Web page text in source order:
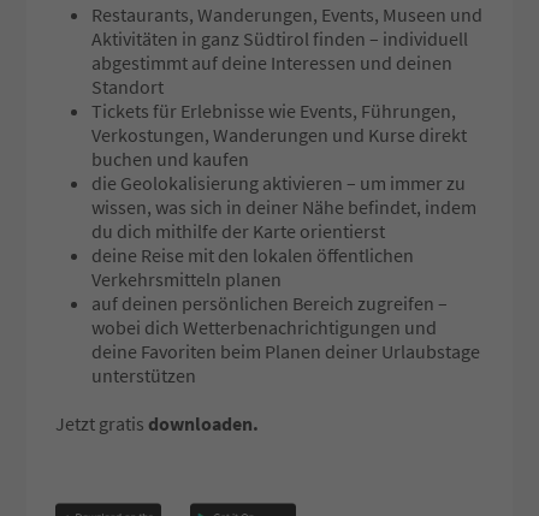
Restaurants, Wanderungen, Events, Museen und
Aktivitäten in ganz Südtirol finden – individuell
abgestimmt auf deine Interessen und deinen
Standort
Tickets für Erlebnisse wie Events, Führungen,
Verkostungen, Wanderungen und Kurse direkt
buchen und kaufen
die Geolokalisierung aktivieren – um immer zu
wissen, was sich in deiner Nähe befindet, indem
du dich mithilfe der Karte orientierst
deine Reise mit den lokalen öffentlichen
Verkehrsmitteln planen
auf deinen persönlichen Bereich zugreifen –
wobei dich Wetterbenachrichtigungen und
deine Favoriten beim Planen deiner Urlaubstage
unterstützen
Jetzt gratis downloaden.